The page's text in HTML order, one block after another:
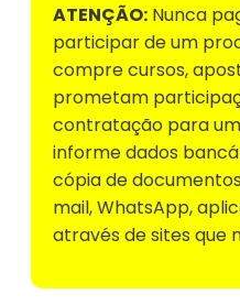
ATENÇÃO: Nunca
participar de um
compre cursos,
prometam
contratação para
informe dados
cópia de
mail, WhatsApp,
através de sites que